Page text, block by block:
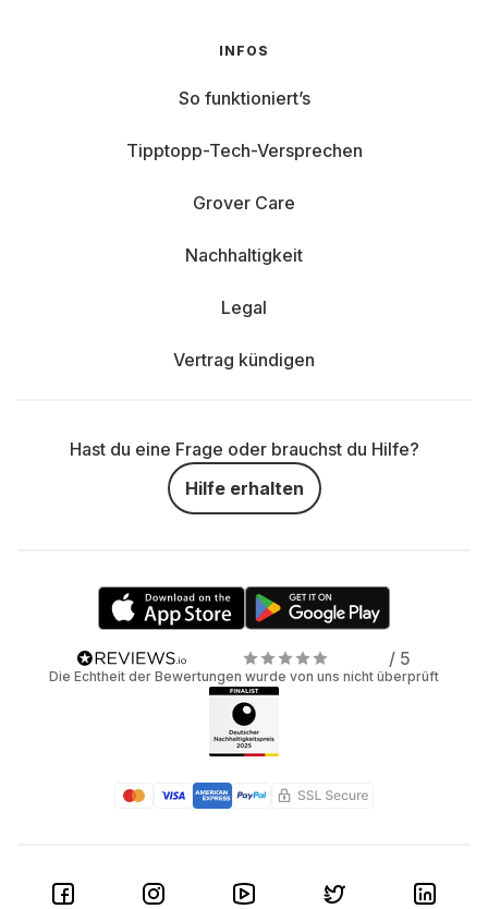
INFOS
So funktioniert’s
Tipptopp-Tech-Versprechen
Grover Care
Nachhaltigkeit
Legal
Vertrag kündigen
Hast du eine Frage oder brauchst du Hilfe?
Hilfe erhalten
/ 5
Die Echtheit der Bewertungen wurde von uns nicht überprüft